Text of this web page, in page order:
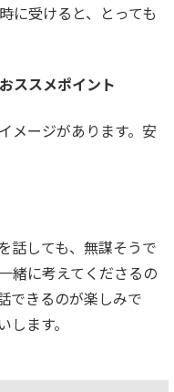
に受けると、とっても
ススメポイント
メージがあります。安
話しても、無謀そうで
緒に考えてくださるの
できるのが楽しみで
ます。